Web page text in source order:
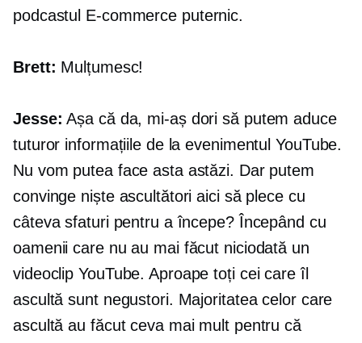
podcastul E-commerce puternic.
Brett: Mulțumesc!
Jesse: Așa că da, mi-aș dori să putem aduce
tuturor informațiile de la evenimentul YouTube.
Nu vom putea face asta astăzi. Dar putem
convinge niște ascultători aici să plece cu
câteva sfaturi pentru a începe? Începând cu
oamenii care nu au mai făcut niciodată un
videoclip YouTube. Aproape toți cei care îl
ascultă sunt negustori. Majoritatea celor care
ascultă au făcut ceva mai mult pentru că